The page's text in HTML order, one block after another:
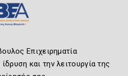
Επιχειρηματία
και την λειτουργία της